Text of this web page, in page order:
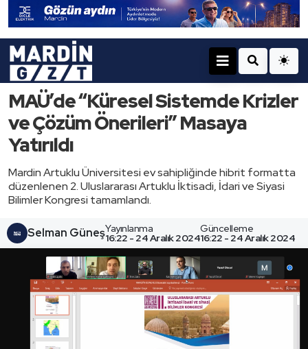
MAÜ’de “Küresel Sistemde Krizler
ve Çözüm Önerileri” Masaya
Yatırıldı
Mardin Artuklu Üniversitesi ev sahipliğinde hibrit formatta
düzenlenen 2. Uluslararası Artuklu İktisadi, İdari ve Siyasi
Bilimler Kongresi tamamlandı.
Selman GüneşYayınlanma
16:22 - 24 Aralık 2024
Güncelleme
16:22 - 24 Aralık 2024